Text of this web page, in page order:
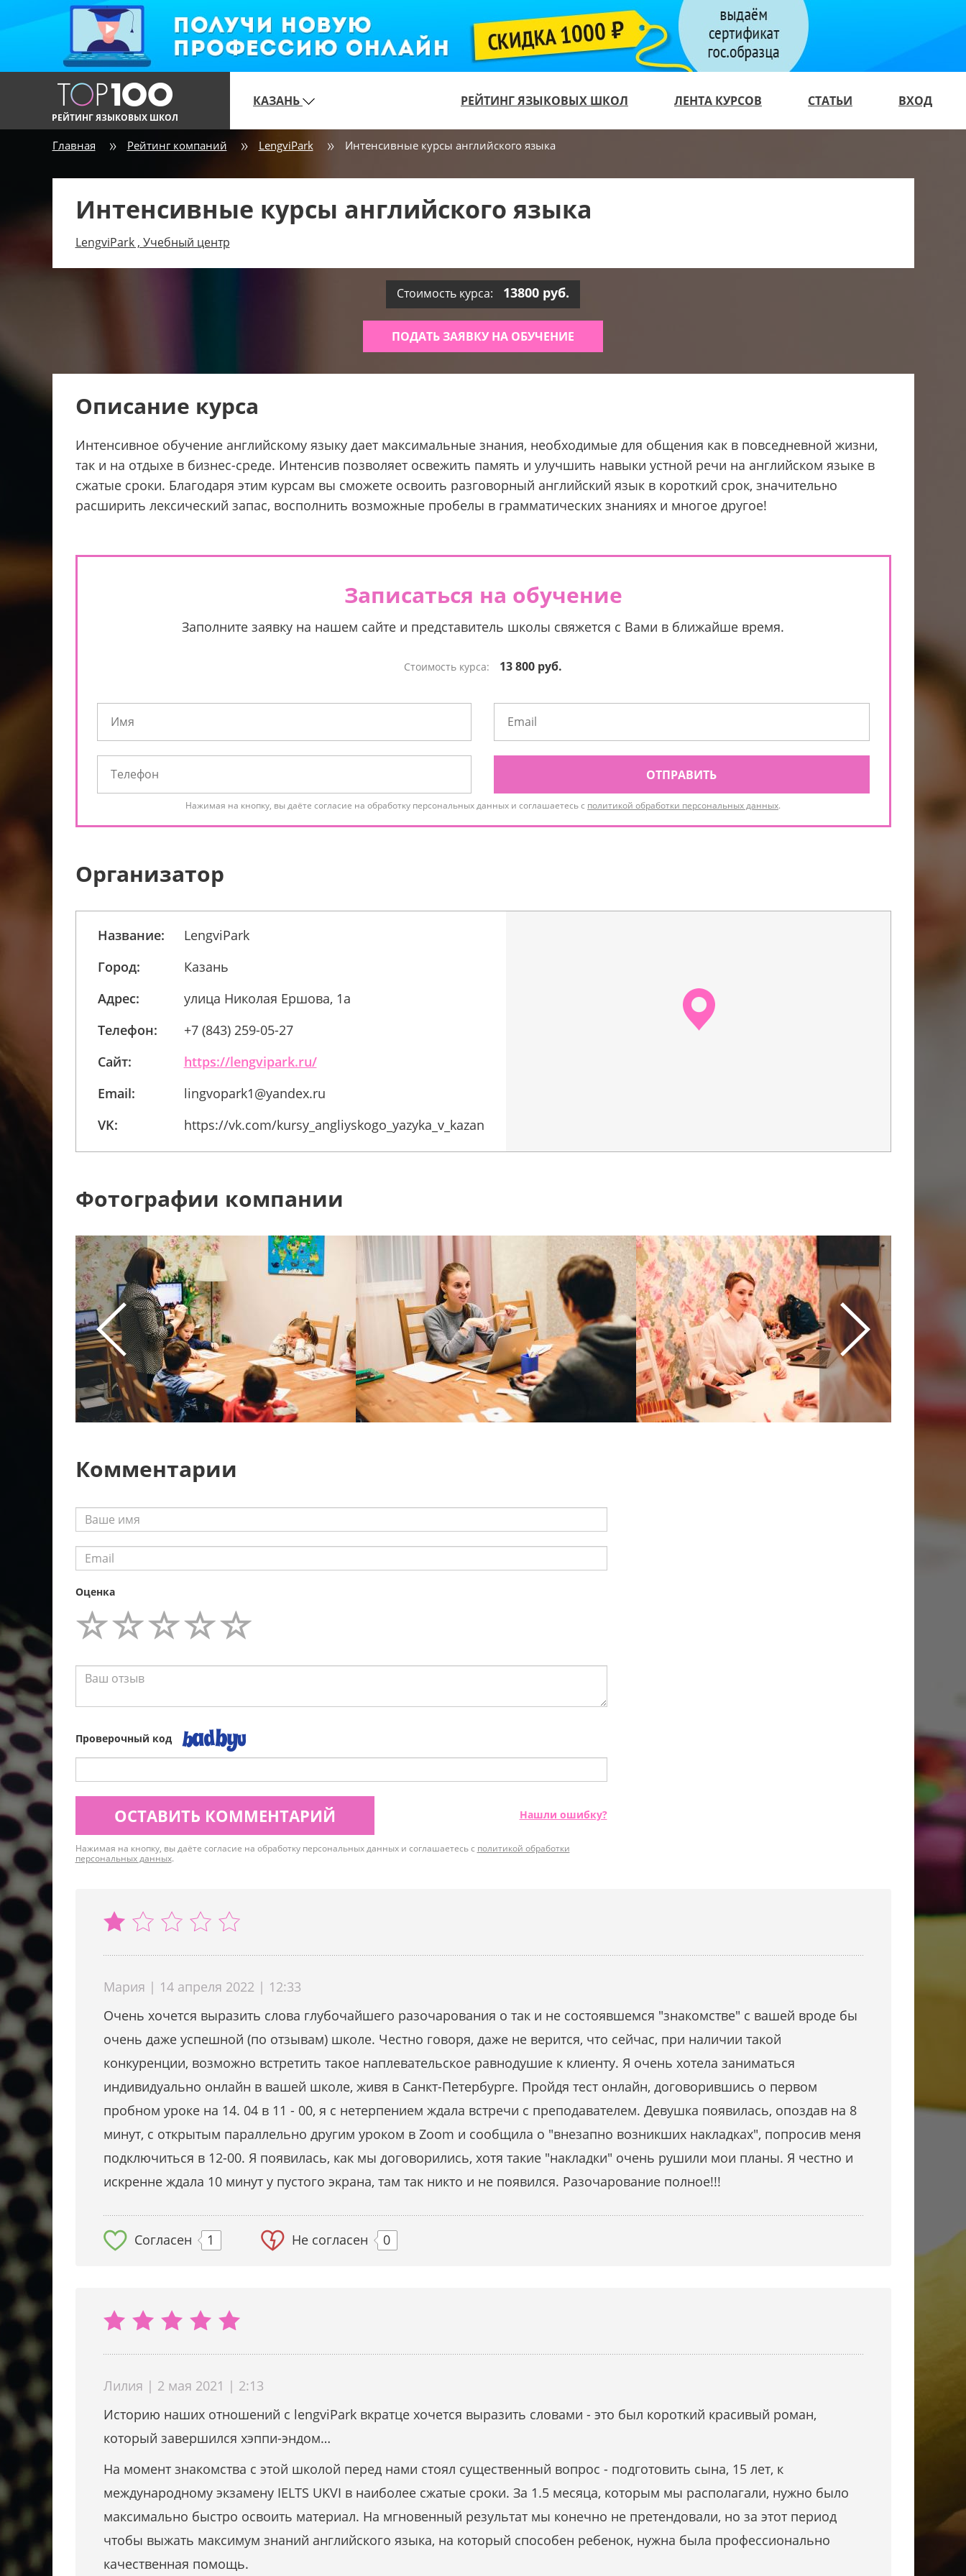
РЕЙТИНГ ЯЗЫКОВЫХ ШКОЛ
КАЗАНЬ РЕЙТИНГ ЯЗЫКОВЫХ ШКОЛ ЛЕНТА КУРСОВ СТАТЬИ ВХОД
Главная Рейтинг компаний LengviPark Интенсивные курсы английского языка
Интенсивные курсы английского языка
LengviPark , Учебный центр
Стоимость курса: 13800 руб.
ПОДАТЬ ЗАЯВКУ НА ОБУЧЕНИЕ
Описание курса
Интенсивное обучение английскому языку дает максимальные знания, необходимые для общения как в повседневной жизни,
так и на отдыхе в бизнес-среде. Интенсив позволяет освежить память и улучшить навыки устной речи на английском языке в
сжатые сроки. Благодаря этим курсам вы сможете освоить разговорный английский язык в короткий срок, значительно
расширить лексический запас, восполнить возможные пробелы в грамматических знаниях и многое другое!
Записаться на обучение
Заполните заявку на нашем сайте и представитель школы свяжется с Вами в ближайше время.
Стоимость курса: 13 800 руб.
ОТПРАВИТЬ
Нажимая на кнопку, вы даёте согласие на обработку персональных данных и соглашаетесь с политикой обработки персональных данных.
Организатор
Название:
LengviPark
Город:
Казань
Адрес:
улица Николая Ершова, 1а
Телефон:
+7 (843) 259-05-27
Сайт:
https://lengvipark.ru/
Email:
lingvopark1@yandex.ru
VK:
https://vk.com/kursy_angliyskogo_yazyka_v_kazan
Фотографии компании
Комментарии
Оценка
Проверочный код
ОСТАВИТЬ КОММЕНТАРИЙ Нашли ошибку?
Нажимая на кнопку, вы даёте согласие на обработку персональных данных и соглашаетесь с политикой обработки
персональных данных.
Мария | 14 апреля 2022 | 12:33
Очень хочется выразить слова глубочайшего разочарования о так и не состоявшемся "знакомстве" с вашей вроде бы
очень даже успешной (по отзывам) школе. Честно говоря, даже не верится, что сейчас, при наличии такой
конкуренции, возможно встретить такое наплевательское равнодушие к клиенту. Я очень хотела заниматься
индивидуально онлайн в вашей школе, живя в Санкт-Петербурге. Пройдя тест онлайн, договорившись о первом
пробном уроке на 14. 04 в ‪11 - 00‬, я с нетерпением ждала встречи с преподавателем. Девушка появилась, опоздав на 8
минут, с открытым параллельно другим уроком в Zoom и сообщила о "внезапно возникших накладках", попросив меня
подключиться в 12-00. Я появилась, как мы договорились, хотя такие "накладки" очень рушили мои планы. Я честно и
искренне ждала 10 минут у пустого экрана, там так никто и не появился. Разочарование полное!!!
Согласен 1 Не согласен 0
Лилия | 2 мая 2021 | 2:13
Историю наших отношений с lengviPark вкратце хочется выразить словами - это был короткий красивый роман,
который завершился хэппи-эндом…
На момент знакомства с этой школой перед нами стоял существенный вопрос - подготовить сына, 15 лет, к
международному экзамену IELTS UKVI в наиболее сжатые сроки. За 1.5 месяца, которым мы располагали, нужно было
максимально быстро освоить материал. На мгновенный результат мы конечно не претендовали, но за этот период
чтобы выжать максимум знаний английского языка, на который способен ребенок, нужна была профессионально
качественная помощь.